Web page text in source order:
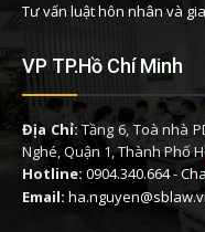
Tư vấn luật hôn nhân và
VP TP.Hồ Chí Minh
Địa Chỉ:Tầng 6, Toà nhà
Nghé, Quận 1, Thành Phố
Hotline: 0904.340.664-
Email: